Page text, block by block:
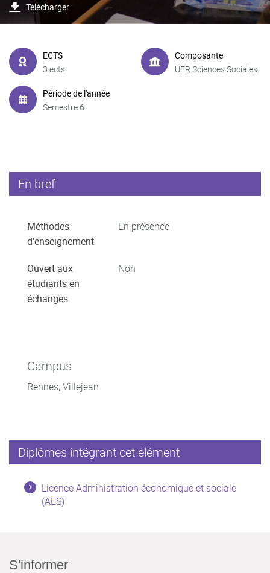
Télécharger
ECTS
3 ects
Composante
UFR Sciences Sociales
Période de l'année
Semestre 6
En bref
Méthodes
d'enseignement
En présence
Ouvert aux
étudiants en
échanges
Non
Campus
Rennes, Villejean
Diplômes intégrant cet élément
Licence Administration économique et sociale
(AES)
S'informer